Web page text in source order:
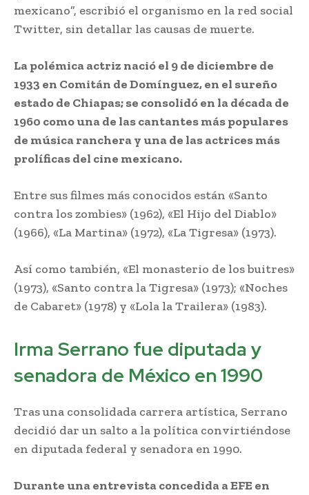
mexicano”, escribió el organismo en la red social
Twitter, sin detallar las causas de muerte.
La polémica actriz nació el 9 de diciembre de
1933 en Comitán de Domínguez, en el sureño
estado de Chiapas; se consolidó en la década de
1960 como una de las cantantes más populares
de música ranchera y una de las actrices más
prolíficas del cine mexicano.
Entre sus filmes más conocidos están «Santo
contra los zombies» (1962), «El Hijo del Diablo»
(1966), «La Martina» (1972), «La Tigresa» (1973).
Así como también, «El monasterio de los buitres»
(1973), «Santo contra la Tigresa» (1973); «Noches
de Cabaret» (1978) y «Lola la Trailera» (1983).
Irma Serrano fue diputada y
senadora de México en 1990
Tras una consolidada carrera artística, Serrano
decidió dar un salto a la política convirtiéndose
en diputada federal y senadora en 1990.
Durante una entrevista concedida a EFE en